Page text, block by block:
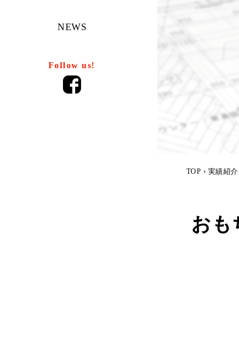
NEWS
Follow us!
TOP › 実績紹介
おも